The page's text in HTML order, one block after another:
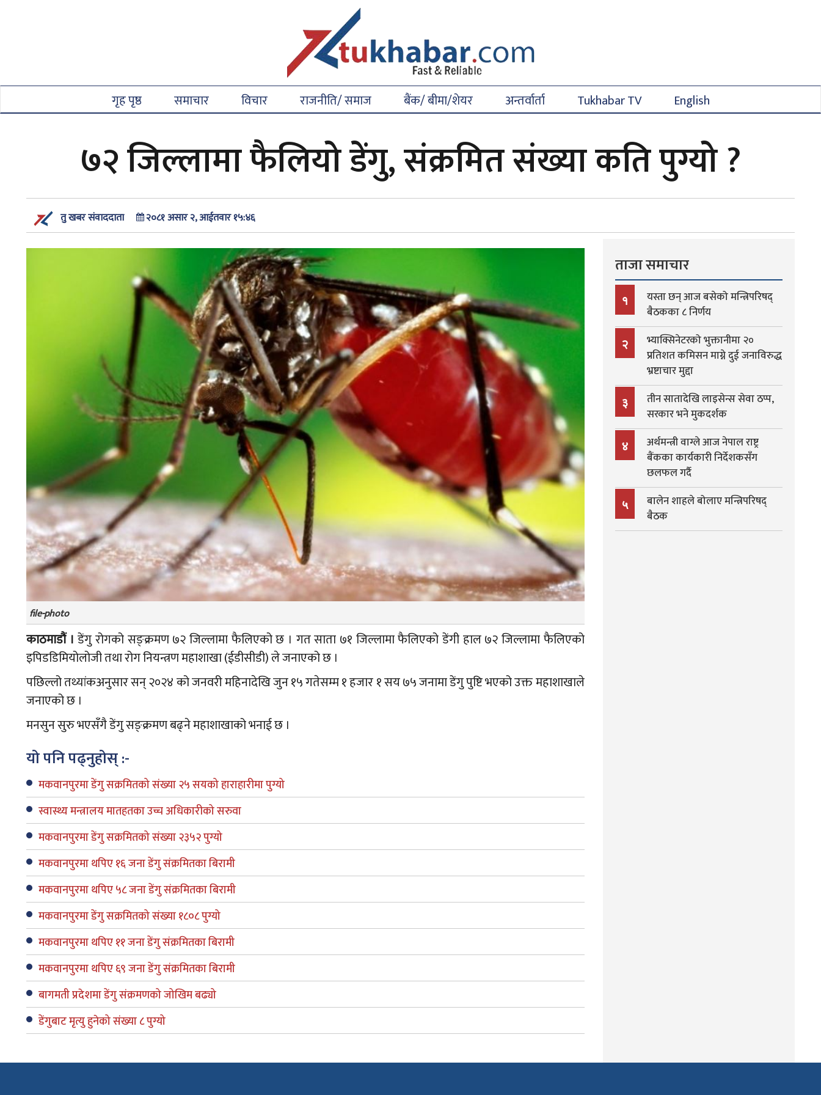
गृह पृष्ठ समाचार विचार राजनीति/ समाज बैंक/ बीमा/शेयर अन्तर्वार्ता Tukhabar TV English
७२ जिल्लामा फैलियो डेंगु, संक्रमित संख्या कति पुग्यो ?
तु खबर संवाददाता २०८१ असार २, आईतवार १५:४६
file-photo
काठमाडौं । डेंगु रोगको सङ्क्रमण ७२ जिल्लामा फैलिएको छ । गत साता ७१ जिल्लामा फैलिएको डेंगी हाल ७२ जिल्लामा फैलिएको
इपिडडिमियोलोजी तथा रोग नियन्त्रण महाशाखा (ईडीसीडी) ले जनाएको छ ।
पछिल्लो तथ्यांकअनुसार सन् २०२४ को जनवरी महिनादेखि जुन १५ गतेसम्म १ हजार १ सय ७५ जनामा डेंगु पुष्टि भएको उक्त महाशाखाले
जनाएको छ ।
मनसुन सुरु भएसँगै डेंगु सङ्क्रमण बढ्ने महाशाखाको भनाई छ ।
यो पनि पढ्नुहोस् :-
मकवानपुरमा डेंगु सक्रमितको संख्या २५ सयको हाराहारीमा पुग्यो
स्वास्थ्य मन्त्रालय मातहतका उच्च अधिकारीको सरुवा
मकवानपुरमा डेंगु सक्रमितको संख्या २३५२ पुग्यो
मकवानपुरमा थपिए १६ जना डेंगु संक्रमितका बिरामी
मकवानपुरमा थपिए ५८ जना डेंगु संक्रमितका बिरामी
मकवानपुरमा डेंगु सक्रमितको संख्या १८०८ पुग्यो
मकवानपुरमा थपिए ११ जना डेंगु संक्रमितका बिरामी
मकवानपुरमा थपिए ६९ जना डेंगु संक्रमितका बिरामी
बागमती प्रदेशमा डेंगु संक्रमणको जोखिम बढ्यो
डेंगुबाट मृत्यु हुनेको संख्या ८ पुग्यो
ताजा समाचार
१
यस्ता छन् आज बसेको मन्त्रिपरिषद्
बैठकका ८ निर्णय
२
भ्याक्सिनेटरको भुक्तानीमा २०
प्रतिशत कमिसन माग्ने दुई जनाविरुद्ध
भ्रष्टाचार मुद्दा
३
तीन सातादेखि लाइसेन्स सेवा ठप्प,
सरकार भने मुकदर्शक
४
अर्थमन्त्री वाग्ले आज नेपाल राष्ट्र
बैंकका कार्यकारी निर्देशकसँग
छलफल गर्दै
५
बालेन शाहले बोलाए मन्त्रिपरिषद्
बैठक